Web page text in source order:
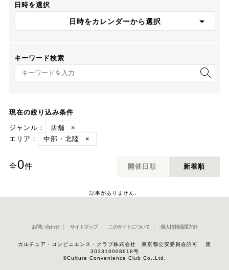
日時を選択
日時をカレンダーから選択
キーワード検索
キーワード検索
現在の絞り込み条件
ジャンル：
店舗
×
エリア：
中部・北陸 ×
全0件 開催日順 新着順
記事がありません。
お問い合わせ サイトマップ このサイトについて 個人情報保護方針
カルチュア・コンビニエンス・クラブ株式会社 東京都公安委員会許可 第
303310908618号
©Culture Convenience Club Co.,Ltd.